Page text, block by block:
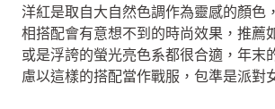
洋紅是取自大自然色調作為靈感的顏色
相搭配會有意想不到的時尚效果，推薦
或是浮誇的螢光亮色系都很合適，年末
慮以這樣的搭配當作戰服，包準是派對